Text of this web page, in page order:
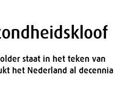
staat in het teken van
het Nederland al decennia